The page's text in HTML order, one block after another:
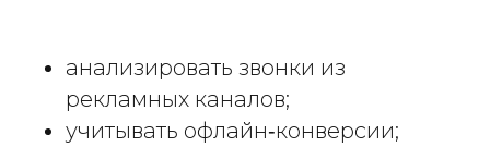
анализировать звонки из
рекламных каналов;
учитывать офлайн‑конверсии;